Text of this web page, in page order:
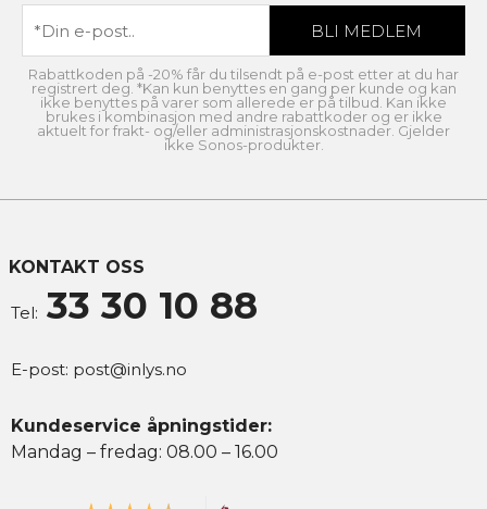
Rabattkoden på -20% får du tilsendt på e-post etter at du har
registrert deg. *Kan kun benyttes en gang per kunde og kan
ikke benyttes på varer som allerede er på tilbud. Kan ikke
brukes i kombinasjon med andre rabattkoder og er ikke
aktuelt for frakt- og/eller administrasjonskostnader. Gjelder
ikke Sonos-produkter.
KONTAKT OSS
Tel: 33 30 10 88
E-post: post@inlys.no
Kundeservice åpningstider:
Mandag – fredag: 08.00 – 16.00